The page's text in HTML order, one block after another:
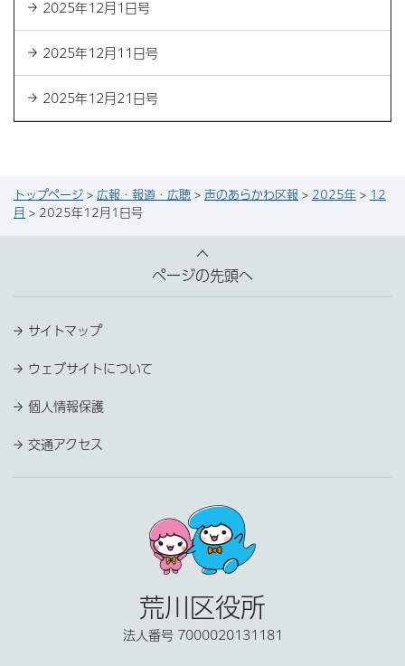
2025年12月1日号
2025年12月11日号
2025年12月21日号
トップページ > 広報・報道・広聴 > 声のあらかわ区報 > 2025年 > 12
月 > 2025年12月1日号
ページの先頭へ
サイトマップ
ウェブサイトについて
個人情報保護
交通アクセス
荒川区役所
法人番号 7000020131181